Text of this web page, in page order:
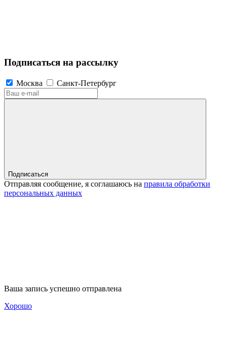
Подписаться на рассылку
Москва Санкт-Петербург
Подписаться
Отправляя сообщение, я соглашаюсь на правила обработки
персональных данных
Ваша запись успешно отправлена
Хорошо